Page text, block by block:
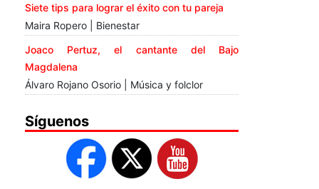
Siete tips para lograr el éxito con tu pareja
Maira Ropero | Bienestar
Joaco Pertuz, el cantante del Bajo
Magdalena
Álvaro Rojano Osorio | Música y folclor
Síguenos